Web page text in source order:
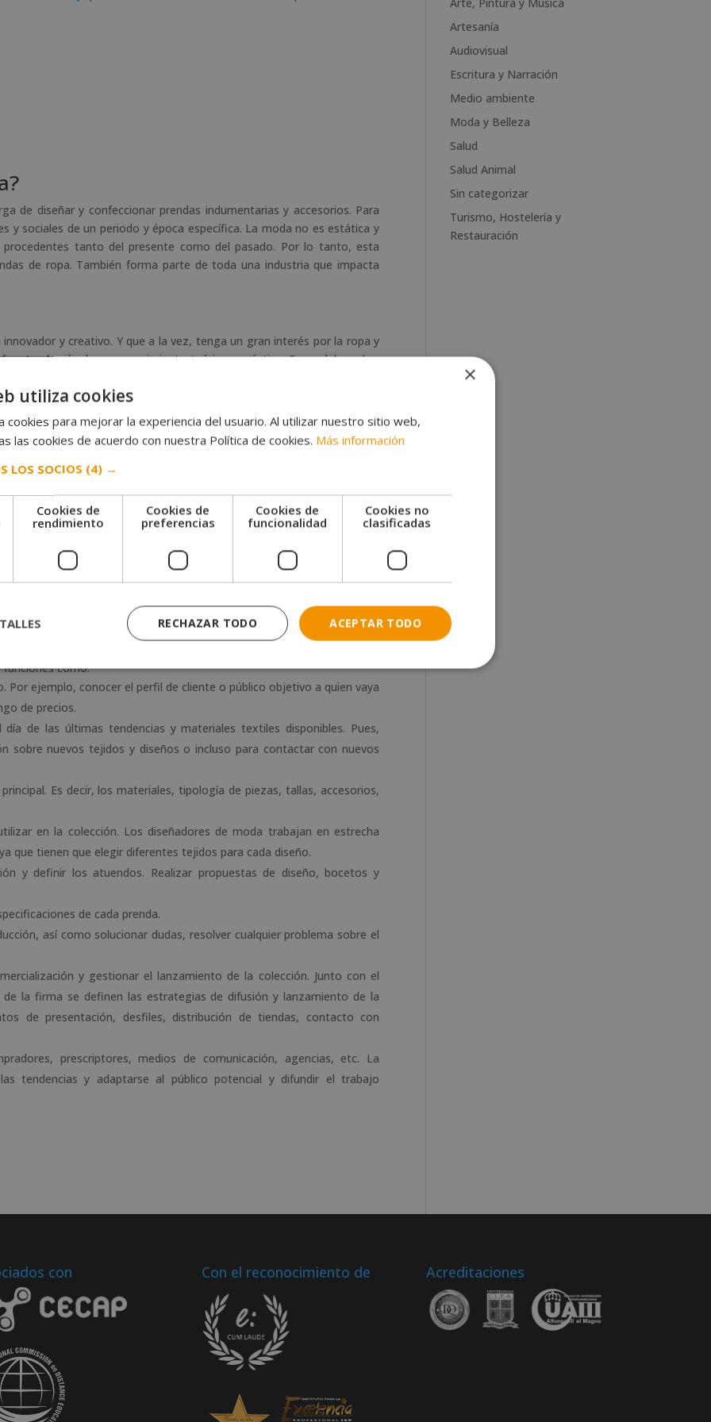
de diseñar y confeccionar prendas indumentarias y accesorios. Para
y sociales de un periodo y época específica. La moda no es estática y
tanto del presente como del pasado. Por lo tanto, esta
de ropa. También forma parte de toda una industria que impacta
innovador y creativo. Y que a la vez, tenga un gran interés por la ropa y
además de un conocimiento teórico y práctico. Pues, debe saber
diversas telas, materiales de producción, colores, etc. Para
de ropa y complementos.
funciones como:
Por ejemplo, conocer el perfil de cliente o público objetivo a quien vaya
de precios.
de las últimas tendencias y materiales textiles disponibles. Pues,
sobre nuevos tejidos y diseños o incluso para contactar con nuevos
Es decir, los materiales, tipología de piezas, tallas, accesorios,
en la colección. Los diseñadores de moda trabajan en estrecha
que tienen que elegir diferentes tejidos para cada diseño.
y definir los atuendos. Realizar propuestas de diseño, bocetos y
de cada prenda.
así como solucionar dudas, resolver cualquier problema sobre el
y gestionar el lanzamiento de la colección. Junto con el
la firma se definen las estrategias de difusión y lanzamiento de la
de presentación, desfiles, distribución de tiendas, contacto con
prescriptores, medios de comunicación, agencias, etc. La
tendencias y adaptarse al público potencial y difundir el trabajo
r
n
i
v
e
Artesanía
Audiovisual
Escritura y Narración
Medio ambiente
Moda y Belleza
Salud
Salud Animal
Sin categorizar
Turismo, Hostelería y
Restauración
con Con el reconocimiento de Acreditaciones
×
utiliza cookies
cookies para mejorar la experiencia del usuario. Al utilizar nuestro sitio web,
las cookies de acuerdo con nuestra Política de cookies. Más información
LOS SOCIOS (4) →
Cookies de
rendimiento
Cookies de
preferencias
Cookies de
funcionalidad
Cookies no
clasificadas
ACEPTAR TODO
RECHAZAR TODO